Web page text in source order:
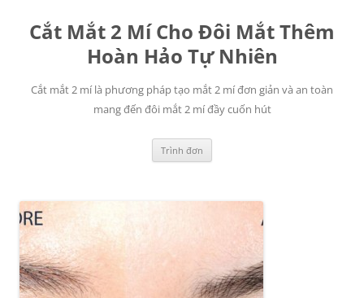
nội
dung
Cắt Mắt 2 Mí Cho Đôi Mắt Thêm
Hoàn Hảo Tự Nhiên
Cắt mắt 2 mí là phương pháp tạo mắt 2 mí đơn giản và an toàn
mang đến đôi mắt 2 mí đầy cuốn hút
Trình đơn